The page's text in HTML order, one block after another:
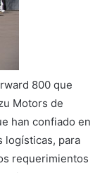
800 que
Motors de
han confiado en
logísticas, para
requerimientos